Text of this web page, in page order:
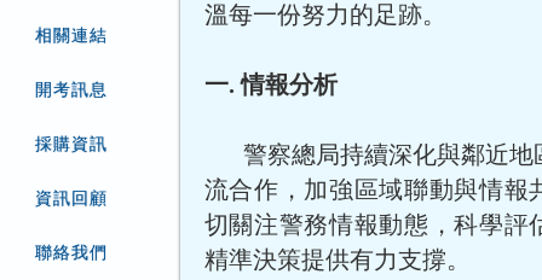
相關連結
開考訊息
採購資訊
資訊回顧
聯絡我們
溫每一份努力的足跡。
一. 情報分析
警察總局持續深化與鄰近
流合作，加強區域聯動與情報
切關注警務情報動態，科學評
精準決策提供有力支撐。